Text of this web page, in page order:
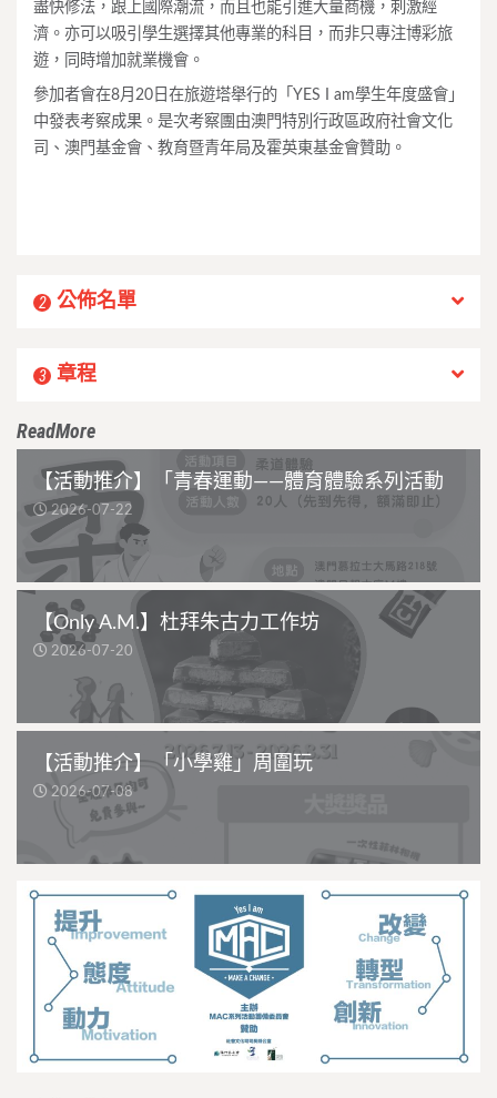
盡快修法，跟上國際潮流，而且也能引進大量商機，刺激經
濟。亦可以吸引學生選擇其他專業的科目，而非只專注博彩旅
遊，同時增加就業機會。
參加者會在8月20日在旅遊塔舉行的「YES I am學生年度盛會」
中發表考察成果。是次考察團由澳門特別行政區政府社會文化
司、澳門基金會、教育暨青年局及霍英東基金會贊助。
2 公佈名單
3 章程
ReadMore
【活動推介】「青春運動——體育體驗系列活動
2026-07-22
【Only A.M.】杜拜朱古力工作坊
2026-07-20
【活動推介】「小學雞」周圍玩
2026-07-08